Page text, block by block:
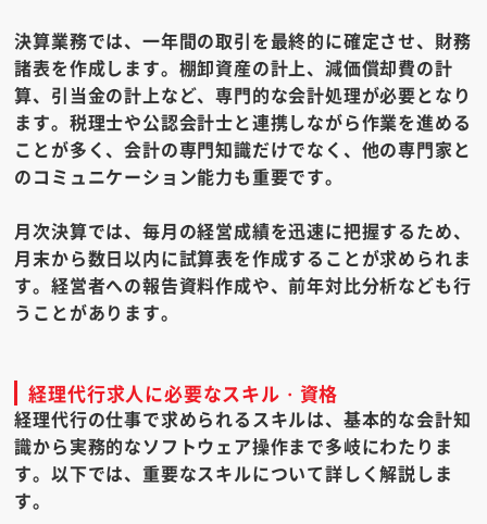
決算業務では、一年間の取引を最終的に確定させ、財務
諸表を作成します。棚卸資産の計上、減価償却費の計
算、引当金の計上など、専門的な会計処理が必要となり
ます。税理士や公認会計士と連携しながら作業を進める
ことが多く、会計の専門知識だけでなく、他の専門家と
のコミュニケーション能力も重要です。
月次決算では、毎月の経営成績を迅速に把握するため、
月末から数日以内に試算表を作成することが求められま
す。経営者への報告資料作成や、前年対比分析なども行
うことがあります。
経理代行求人に必要なスキル・資格
経理代行の仕事で求められるスキルは、基本的な会計知
識から実務的なソフトウェア操作まで多岐にわたりま
す。以下では、重要なスキルについて詳しく解説しま
す。